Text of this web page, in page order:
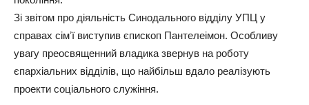
Зі звітом про діяльність Синодального відділу УПЦ у
справах сімʼї виступив єпископ Пантелеімон. Особливу
увагу преосвященний владика звернув на роботу
єпархіальних відділів, що найбільш вдало реалізують
проекти соціального служіння.